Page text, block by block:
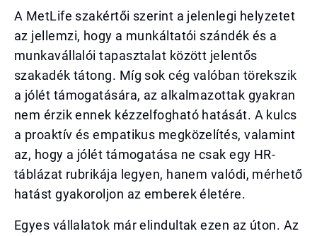
A MetLife szakértői szerint a jelenlegi helyzetet
az jellemzi, hogy a munkáltatói szándék és a
munkavállalói tapasztalat között jelentős
szakadék tátong. Míg sok cég valóban törekszik
a jólét támogatására, az alkalmazottak gyakran
nem érzik ennek kézzelfogható hatását. A kulcs
a proaktív és empatikus megközelítés, valamint
az, hogy a jólét támogatása ne csak egy HR-
táblázat rubrikája legyen, hanem valódi, mérhető
hatást gyakoroljon az emberek életére.
Egyes vállalatok már elindultak ezen az úton. Az